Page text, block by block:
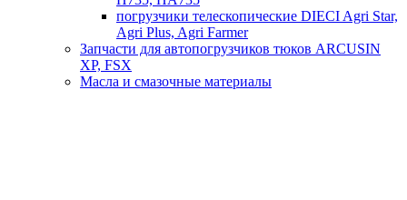
погрузчики телескопические DIECI Agri Star,
Agri Plus, Agri Farmer
Запчасти для автопогрузчиков тюков ARCUSIN
XP, FSX
Масла и смазочные материалы